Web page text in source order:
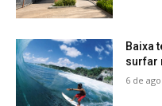
Baixa
surfar
6 de